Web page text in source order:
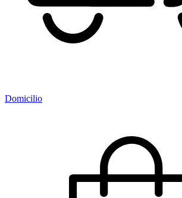
Domicilio